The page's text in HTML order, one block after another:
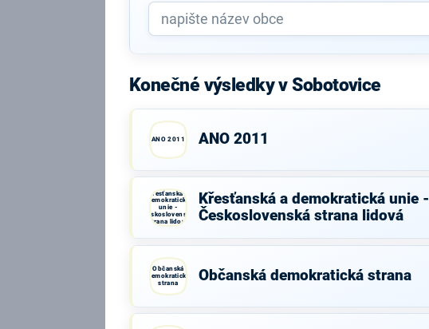
Konečné výsledky v Sobotovice
ANO 2011 ANO 2011
Křesťanská a
demokratická
unie -
Československá
strana lidová
Křesťanská a demokratická unie -
Československá strana lidová
Občanská
demokratická
strana
Občanská demokratická strana